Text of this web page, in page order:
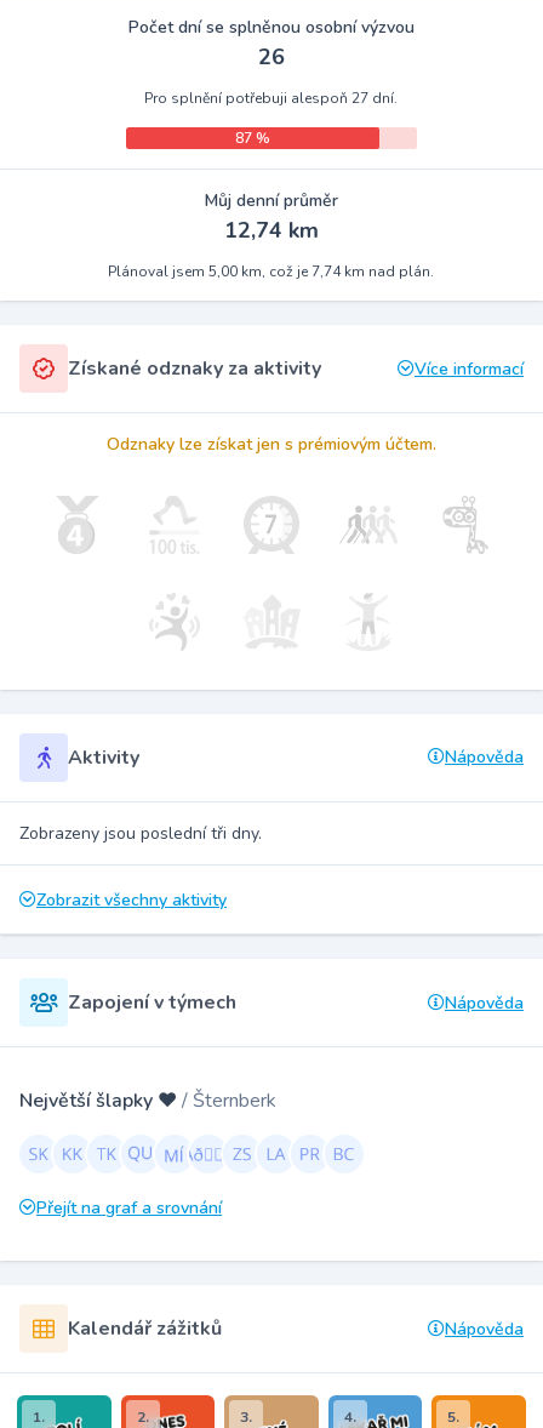
Počet dní se splněnou osobní výzvou
26
Pro splnění potřebuji alespoň 27 dní.
87 %
Můj denní průměr
12,74 km
Plánoval jsem 5,00 km, což je 7,74 km nad plán.
Získané odznaky za aktivity Více informací
Odznaky lze získat jen s prémiovým účtem.
Aktivity Nápověda
Zobrazeny jsou poslední tři dny.
Zobrazit všechny aktivity
Zapojení v týmech Nápověda
Největší šlapky ❤️ / Šternberk
Přejít na graf a srovnání
Kalendář zážitků Nápověda
1. 2. 3. 4. 5.